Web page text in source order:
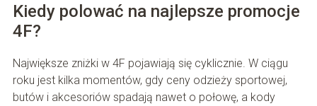
Kiedy polować na najlepsze promocje
4F?
Największe zniżki w 4F pojawiają się cyklicznie. W ciągu
roku jest kilka momentów, gdy ceny odzieży sportowej,
butów i akcesoriów spadają nawet o połowę, a kody